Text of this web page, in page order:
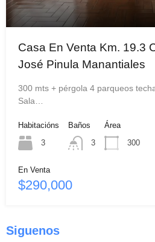
Casa En Venta Km. 19.3
José Pinula Manantiales
300 mts + pérgola 4 parqueos
Sala…
Habitacións
3
Baños
3
Área
300
En Venta
$290,000
Siguenos